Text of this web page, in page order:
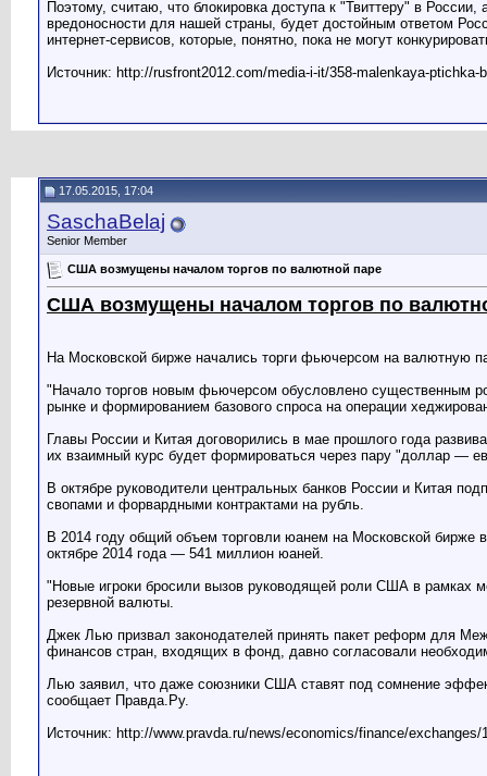
Поэтому, считаю, что блокировка доступа к "Твиттеру" в
вредоносности для нашей страны, будет достойным ответом
интернет-сервисов, которые, понятно, пока не могут
Источник: http://rusfront2012.com/media-i-it/358-malenkaya-ptichka-
17.05.2015, 17:04
SaschaBelaj
Senior Member
США возмущены началом торгов по валютной паре
США возмущены началом торгов по
На Московской бирже начались торги фьючерсом на валютную
"Начало торгов новым фьючерсом обусловлено существенным
рынке и формированием базового спроса на операции
Главы России и Китая договорились в мае прошлого года
их взаимный курс будет формироваться через пару "доллар —
В октябре руководители центральных банков России и Китая
свопами и форвардными контрактами на рубль.
В 2014 году общий объем торговли юанем на Московской бирже
октябре 2014 года — 541 миллион юаней.
"Новые игроки бросили вызов руководящей роли США в рамках
резервной валюты.
Джек Лью призвал законодателей принять пакет реформ для
финансов стран, входящих в фонд, давно согласовали
Лью заявил, что даже союзники США ставят под сомнение
сообщает Правда.Ру.
Источник: http://www.pravda.ru/news/economics/finance/exchanges/